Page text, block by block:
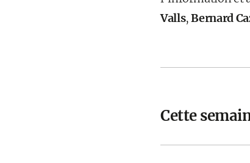
Valls,Bernard
Cette